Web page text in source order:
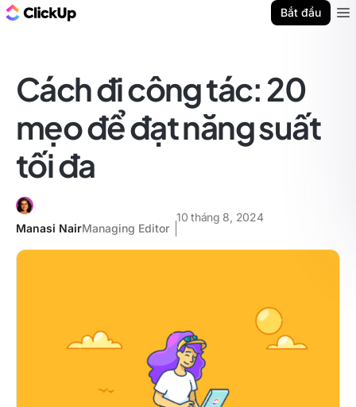
Bắt đầu
Cách đi công tác: 20
mẹo để đạt năng suất
tối đa
Manasi NairManaging Editor
10 tháng 8, 2024